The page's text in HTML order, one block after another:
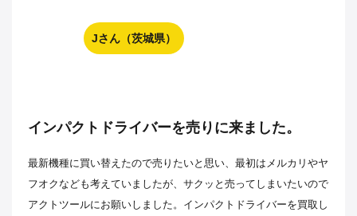
Jさん（茨城県）
インパクトドライバーを売りに来ました。
最新機種に買い替えたので売りたいと思い、最初はメルカリやヤ
フオクなども考えていましたが、サクッと売ってしまいたいので
アクトツールにお願いしました。インパクトドライバーを買取し